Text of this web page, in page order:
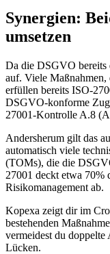
Synergien:
umsetzen
Da die DSGVO bereits
auf. Viele
erfüllen bereits ISO-
DSGVO-konforme
27001-Kontrolle A.8
Andersherum gilt das
automatisch viele
(TOMs), die die
27001 deckt etwa
Risikomanagement ab.
Kopexa zeigt dir im
bestehenden
vermeidest du
Lücken.